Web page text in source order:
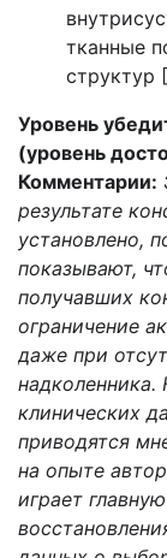
тканные
структур
Уровень
(уровень
Комментарии:
результате
установлено,
показывают,
получавших
ограничение
даже при
надколенника.
клинических
приводятся
на опыте
играет